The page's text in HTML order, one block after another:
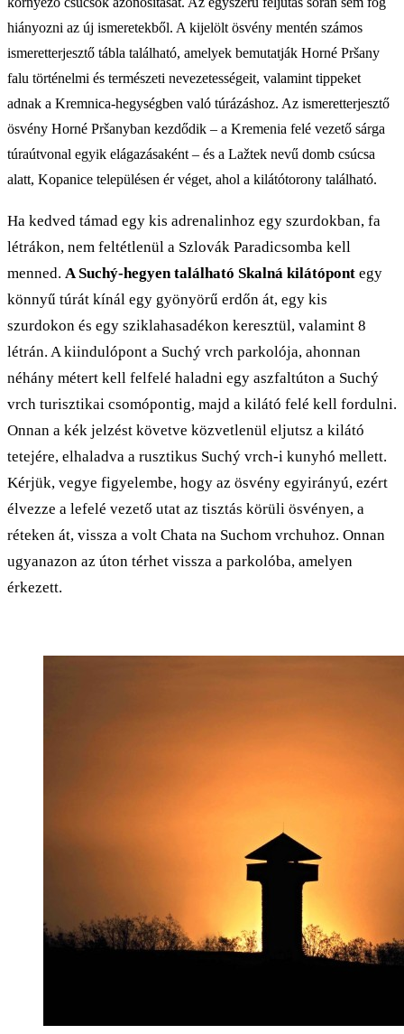
hiányozni az új ismeretekből. A kijelölt ösvény mentén számos
ismeretterjesztő tábla található, amelyek bemutatják Horné Pršany
falu történelmi és természeti nevezetességeit, valamint tippeket
adnak a Kremnica-hegységben való túrázáshoz. Az ismeretterjesztő
ösvény Horné Pršanyban kezdődik – a Kremenia felé vezető sárga
túraútvonal egyik elágazásaként – és a Lažtek nevű domb csúcsa
alatt, Kopanice településen ér véget, ahol a kilátótorony található.
Ha kedved támad egy kis adrenalinhoz egy szurdokban, fa
létrákon, nem feltétlenül a Szlovák Paradicsomba kell
menned. A Suchý-hegyen található Skalná kilátópont egy
könnyű túrát kínál egy gyönyörű erdőn át, egy kis
szurdokon és egy sziklahasadékon keresztül, valamint 8
létrán. A kiindulópont a Suchý vrch parkolója, ahonnan
néhány métert kell felfelé haladni egy aszfaltúton a Suchý
vrch turisztikai csomópontig, majd a kilátó felé kell fordulni.
Onnan a kék jelzést követve közvetlenül eljutsz a kilátó
tetejére, elhaladva a rusztikus Suchý vrch-i kunyhó mellett.
Kérjük, vegye figyelembe, hogy az ösvény egyirányú, ezért
élvezze a lefelé vezető utat az tisztás körüli ösvényen, a
réteken át, vissza a volt Chata na Suchom vrchuhoz. Onnan
ugyanazon az úton térhet vissza a parkolóba, amelyen
érkezett.